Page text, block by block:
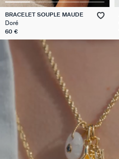
BRACELET SOUPLE MAUDE
Doré
60 €